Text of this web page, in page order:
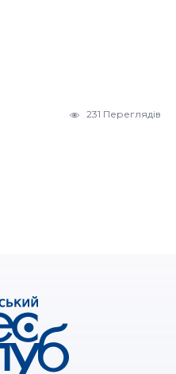
231 Переглядів